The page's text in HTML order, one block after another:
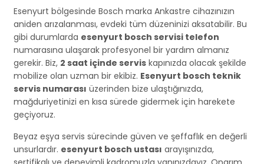
Esenyurt bölgesinde Bosch marka Ankastre cihazınızın
aniden arızalanması, evdeki tüm düzeninizi aksatabilir. Bu
gibi durumlarda esenyurt bosch servisi telefon
numarasına ulaşarak profesyonel bir yardım almanız
gerekir. Biz, 2 saat içinde servis kapınızda olacak şekilde
mobilize olan uzman bir ekibiz. Esenyurt bosch teknik
servis numarası üzerinden bize ulaştığınızda,
mağduriyetinizi en kısa sürede gidermek için harekete
geçiyoruz.
Beyaz eşya servis sürecinde güven ve şeffaflık en değerli
unsurlardır. esenyurt bosch ustası arayışınızda,